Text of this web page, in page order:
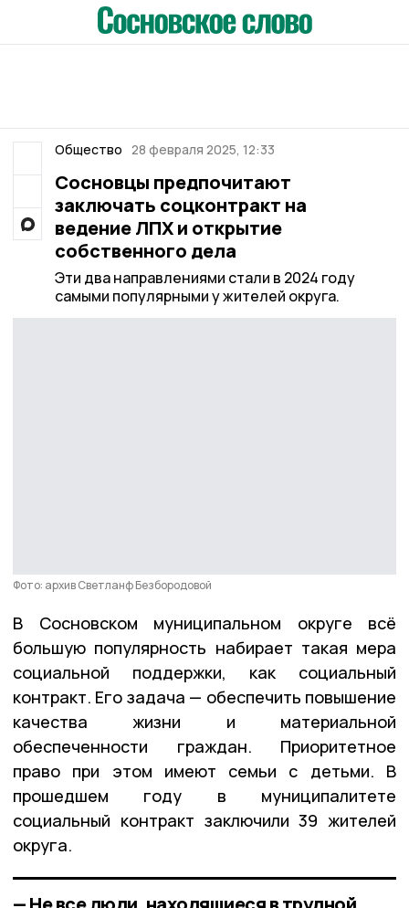
Общество 28 февраля 2025, 12:33
Сосновцы предпочитают
заключать соцконтракт на
ведение ЛПХ и открытие
собственного дела
Эти два направлениями стали в 2024 году
самыми популярными у жителей округа.
Фото: архив Светланф Безбородовой
В Сосновском муниципальном округе всё
большую популярность набирает такая мера
социальной поддержки, как социальный
контракт. Его задача — обеспечить повышение
качества жизни и материальной
обеспеченности граждан. Приоритетное
право при этом имеют семьи с детьми. В
прошедшем году в муниципалитете
социальный контракт заключили 39 жителей
округа.